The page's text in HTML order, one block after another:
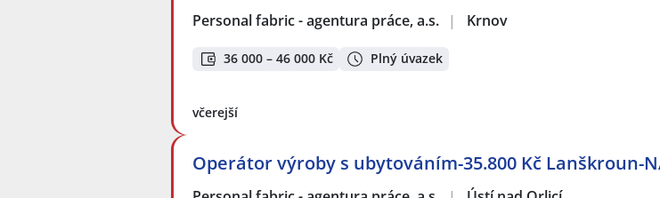
Personal fabric - agentura práce, a.s. | Krnov
36 000 – 46 000 Kč Plný úvazek
včerejší
Operátor výroby s ubytováním-35.800 Kč Lanškroun-